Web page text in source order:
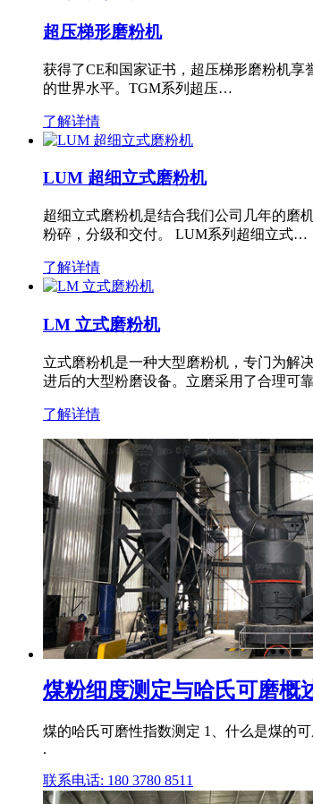
超压梯形磨粉机
获得了CE和国家证书，超压梯形磨粉机
的世界水平。TGM系列超压…
了解详情
LUM 超细立式磨粉机
超细立式磨粉机是结合我们公司几年的磨
粉碎，分级和交付。 LUM系列超细立式…
了解详情
LM 立式磨粉机
立式磨粉机是一种大型磨粉机，专门为解
进后的大型粉磨设备。立磨采用了合理可
了解详情
煤粉细度测定与哈氏可磨概
煤的哈氏可磨性指数测定 1、什么是煤的
.
联系电话: 180 3780 8511